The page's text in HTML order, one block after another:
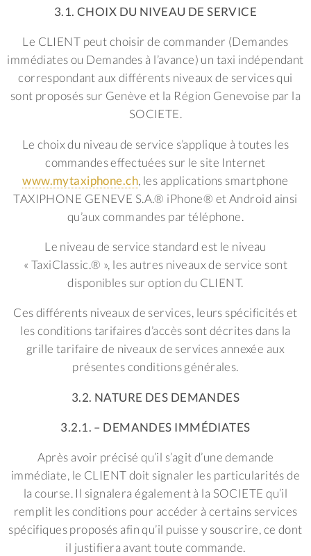
3.1. CHOIX DU NIVEAU DE SERVICE
Le CLIENT peut choisir de commander (Demandes
immédiates ou Demandes à l’avance) un taxi indépendant
correspondant aux différents niveaux de services qui
sont proposés sur Genève et la Région Genevoise par la
SOCIETE.
Le choix du niveau de service s’applique à toutes les
commandes effectuées sur le site Internet
www.mytaxiphone.ch, les applications smartphone
TAXIPHONE GENEVE S.A.® iPhone® et Android ainsi
qu’aux commandes par téléphone.
Le niveau de service standard est le niveau
« TaxiClassic.® », les autres niveaux de service sont
disponibles sur option du CLIENT.
Ces différents niveaux de services, leurs spécificités et
les conditions tarifaires d’accès sont décrites dans la
grille tarifaire de niveaux de services annexée aux
présentes conditions générales.
3.2. NATURE DES DEMANDES
3.2.1. – DEMANDES IMMÉDIATES
Après avoir précisé qu’il s’agit d’une demande
immédiate, le CLIENT doit signaler les particularités de
la course. Il signalera également à la SOCIETE qu’il
remplit les conditions pour accéder à certains services
spécifiques proposés afin qu’il puisse y souscrire, ce dont
il justifiera avant toute commande.